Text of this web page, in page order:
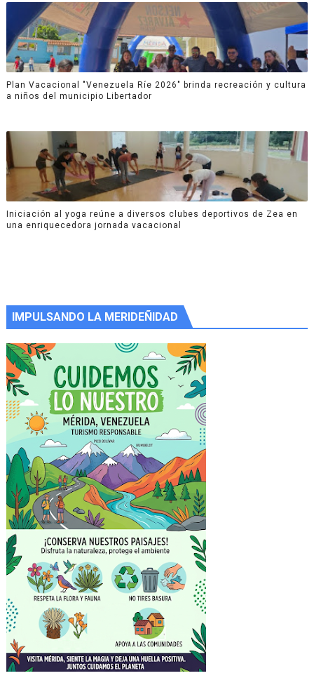
Plan Vacacional "Venezuela Ríe 2026" brinda recreación y cultura
a niños del municipio Libertador
Iniciación al yoga reúne a diversos clubes deportivos de Zea en
una enriquecedora jornada vacacional
IMPULSANDO LA MERIDEÑIDAD